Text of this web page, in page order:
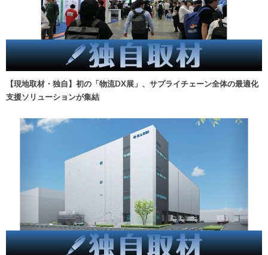
【現地取材・独自】初の「物流DX展」、サプライチェーン全体の最適化
支援ソリューションが集結